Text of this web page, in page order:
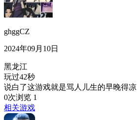
ghggCZ
2024年09月10日
黑龙江
玩过42秒
说白了这游戏就是骂人儿生的早晚得凉
0次浏览 1
相关游戏